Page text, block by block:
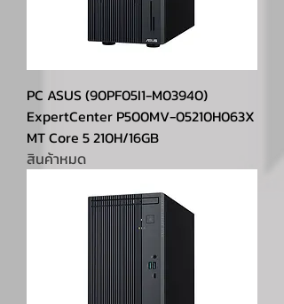
PC ASUS (90PF05I1-M03940)
ExpertCenter P500MV-05210H063X
MT Core 5 210H/16GB
สินค้าหมด